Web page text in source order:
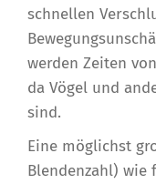
schnellen
werden Zeiten
da Vögel und
sind.
Eine möglichst
Blendenzahl)